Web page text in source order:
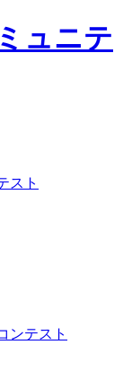
スト
ンテスト